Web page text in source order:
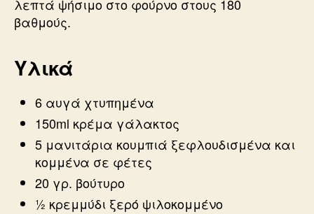
λεπτά ψήσιμο στο φούρνο στους 180
βαθμούς.
Υλικά
6 αυγά χτυπημένα
150ml κρέμα γάλακτος
5 μανιτάρια κουμπιά ξεφλουδισμένα και
κομμένα σε φέτες
20 γρ. βούτυρο
½ κρεμμύδι ξερό ψιλοκομμένο